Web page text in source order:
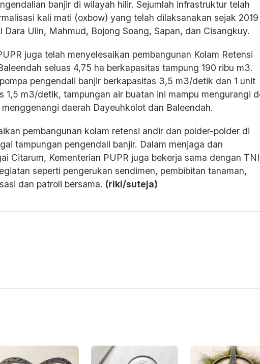
banjir di wilayah hilir. Sejumlah infrastruktur telah
kali mati (oxbow) yang telah dilaksanakan sejak
Ulin, Mahmud, Bojong Soang, Sapan, dan Cisangkuy.
juga telah menyelesaikan pembangunan Kolam Retensi
seluas 4,75 ha berkapasitas tampung 190 ribu m3.
pengendali banjir berkapasitas 3,5 m3/detik dan 1 unit
1,5 m3/detik, tampungan air buatan ini mampu mengurangi
daerah Dayeuhkolot dan Baleendah.
pembangunan kolam retensi andir dan polder-polder di
tampungan pengendali banjir. Dalam menjaga dan
Citarum, Kementerian PUPR juga bekerja sama dengan TNI
seperti pengerukan sendimen, pembibitan tanaman,
dan patroli bersama. (riki/suteja)